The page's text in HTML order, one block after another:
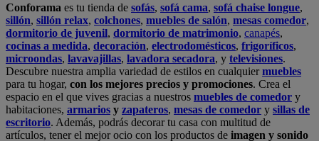
Conforama es tu tienda de sofás, sofá cama, sofá chaise longue,
sillón, sillón relax, colchones, muebles de salón, mesas comedor,
dormitorio de juvenil, dormitorio de matrimonio, canapés,
cocinas a medida, decoración, electrodomésticos, frigoríficos,
microondas, lavavajillas, lavadora secadora, y televisiones.
Descubre nuestra amplia variedad de estilos en cualquiermuebles
para tu hogar, con los mejores precios y promociones. Crea el
espacio en el que vives gracias a nuestros muebles de comedor y
habitaciones, armarios y zapateros, mesas de comedor y sillas de
escritorio. Además, podrás decorar tu casa con multitud de
artículos, tener el mejor ocio con los productos de imagen y sonido